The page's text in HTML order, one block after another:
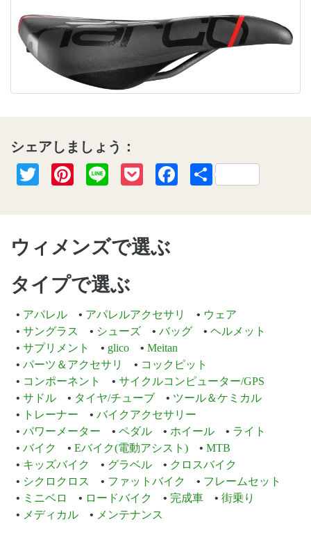
シェアしましょう：
TwitterPinterest
Line PocketFacebook
共
ウィメンズで選ぶ
タイプで選ぶ
アパレル アパレルアクセサリ
ウェア
サングラス
シューズ バッグ
ヘルメット
サプリメント
glico
Meitan
パーツ＆アクセサリ
コックピット
コンポーネント
サイクルコンピューター/GPS
サドル
タイヤ/チューブ
ツール＆ケミカル
トレーナー
バイクアクセサリー
パワーメーター
ペダル ホイール
ライト
バイク
Eバイク(電動アシスト)
MTB
キッズバイク
グラベル
クロスバイク
シクロクロス
ファットバイク
フレームセット
ミニベロ
ロードバイク 完成車
街乗り
メディカル
メンテナンス